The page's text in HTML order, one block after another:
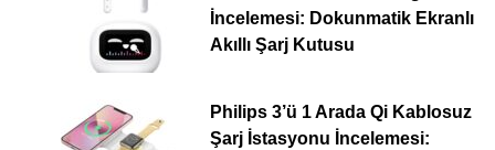
İncelemesi: Dokunmatik Ekranlı
Akıllı Şarj Kutusu
Philips 3’ü 1 Arada Qi Kablosuz
Şarj İstasyonu İncelemesi: